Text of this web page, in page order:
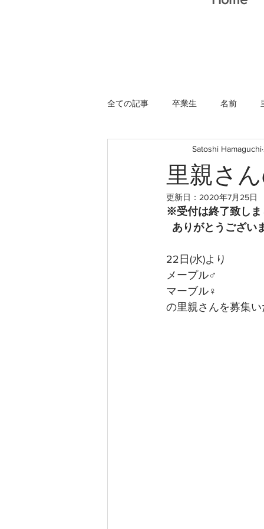
全ての記事 卒業生 名前
里親さ
Satoshi Hamaguchi
更新日： 2020年7月25日
※受付は終了致しま
ありがとうござい
22日(水)より
メープル♂️
マーブル♀️
の里親さんを募集